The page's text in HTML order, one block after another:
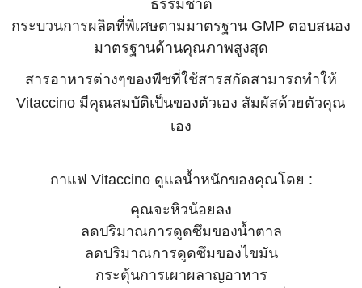
ธรรมชาติ
กระบวนการผลิตที่พิเศษตามมาตรฐาน GMP ตอบสนอง
มาตรฐานด้านคุณภาพสูงสุด
สารอาหารต่างๆของพืชที่ใช้สารสกัดสามารถทำให้
Vitaccino มีคุณสมบัติเป็นของตัวเอง สัมผัสด้วยตัวคุณ
เอง
กาแฟ Vitaccino ดูแลน้ำหนักของคุณโดย :
คุณจะหิวน้อยลง
ลดปริมาณการดูดซึมของน้ำตาล
ลดปริมาณการดูดซึมของไขมัน
กระตุ้นการเผาผลาญอาหาร